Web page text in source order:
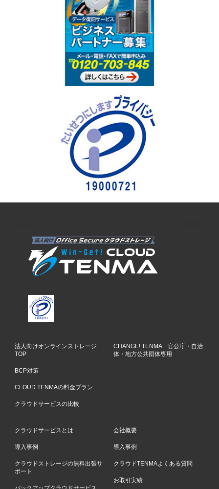
法人向けオンラインストレージ
TOP
BCP対策
CLOUD TENMAの料金プラン
クラウドサービスの比較
CHANGE! TENMA 官公庁・自治
体・地方公共団体専用
クラウドサービスとは
導入事例
クラウドストレージの無料出張サ
ポート
会社概要
導入事例
クラウドTENMAよくある質問
お取引実績